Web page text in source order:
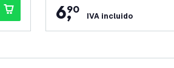
6,
90
IVA incluido